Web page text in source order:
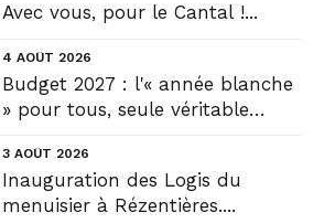
Avec vous, pour le Cantal !...
4 AOÛT 2026
Budget 2027 : l'« année blanche
» pour tous, seule véritable
3 AOÛT 2026
Inauguration des Logis du
menuisier à Rézentières....